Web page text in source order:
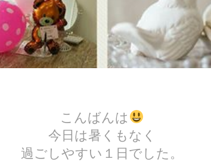
こんばんは
今日は暑くもなく
過ごしやすい１日でした。